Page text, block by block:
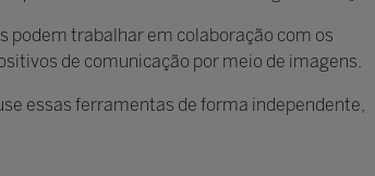
podem trabalhar em colaboração com os
de comunicação por meio de imagens.
essas ferramentas de forma independente,